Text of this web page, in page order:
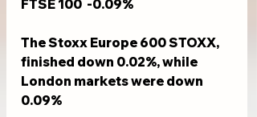
FTSE 100  -0.09%
The Stoxx Europe 600 STOXX,
finished down 0.02%, while
London markets were down
0.09%